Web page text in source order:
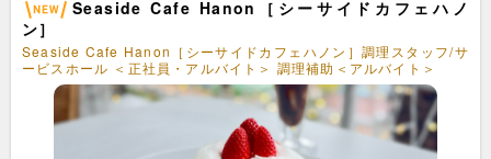
Seaside Cafe Hanon［シーサイドカフェハノ
ン］
Seaside Cafe Hanon［シーサイドカフェハノン］調理スタッフ/サ
ービスホール ＜正社員・アルバイト＞ 調理補助＜アルバイト＞